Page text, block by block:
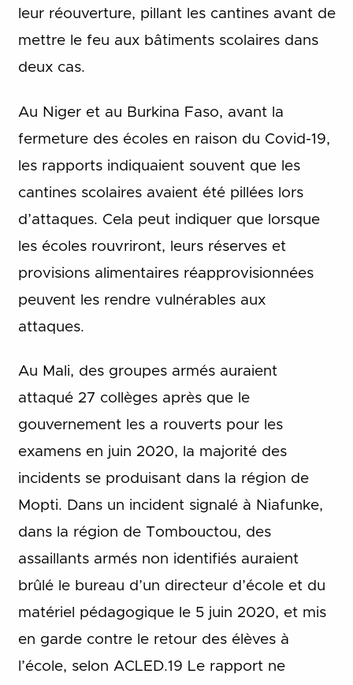
leur réouverture, pillant les cantines avant de
mettre le feu aux bâtiments scolaires dans
deux cas.
Au Niger et au Burkina Faso, avant la
fermeture des écoles en raison du Covid-19,
les rapports indiquaient souvent que les
cantines scolaires avaient été pillées lors
d’attaques. Cela peut indiquer que lorsque
les écoles rouvriront, leurs réserves et
provisions alimentaires réapprovisionnées
peuvent les rendre vulnérables aux
attaques.
Au Mali, des groupes armés auraient
attaqué 27 collèges après que le
gouvernement les a rouverts pour les
examens en juin 2020, la majorité des
incidents se produisant dans la région de
Mopti. Dans un incident signalé à Niafunke,
dans la région de Tombouctou, des
assaillants armés non identifiés auraient
brûlé le bureau d’un directeur d’école et du
matériel pédagogique le 5 juin 2020, et mis
en garde contre le retour des élèves à
l’école, selon ACLED.19 Le rapport ne